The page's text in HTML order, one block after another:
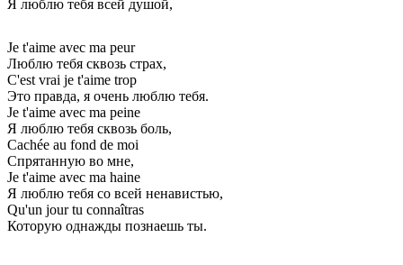
Я люблю тебя всей душой,
Je t'aime avec ma peur
Люблю тебя сквозь страх,
C'est vrai je t'aime trop
Это правда, я очень люблю тебя.
Je t'aime avec ma peine
Я люблю тебя сквозь боль,
Cachée au fond de moi
Спрятанную во мне,
Je t'aime avec ma haine
Я люблю тебя со всей ненавистью,
Qu'un jour tu connaîtras
Которую однажды познаешь ты.